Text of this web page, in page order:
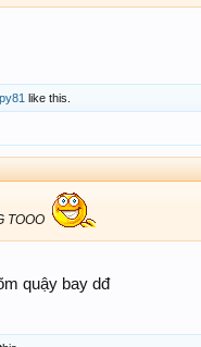
like this.
TOOO
quậy bay dđ